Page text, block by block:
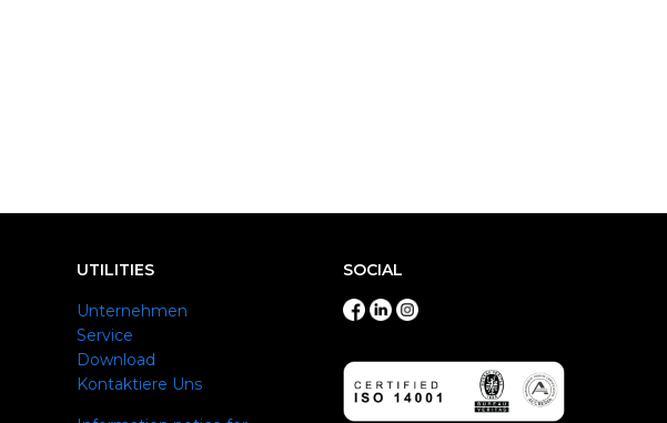
UTILITIES
Unternehmen
Service
Download
Kontaktiere Uns
SOCIAL